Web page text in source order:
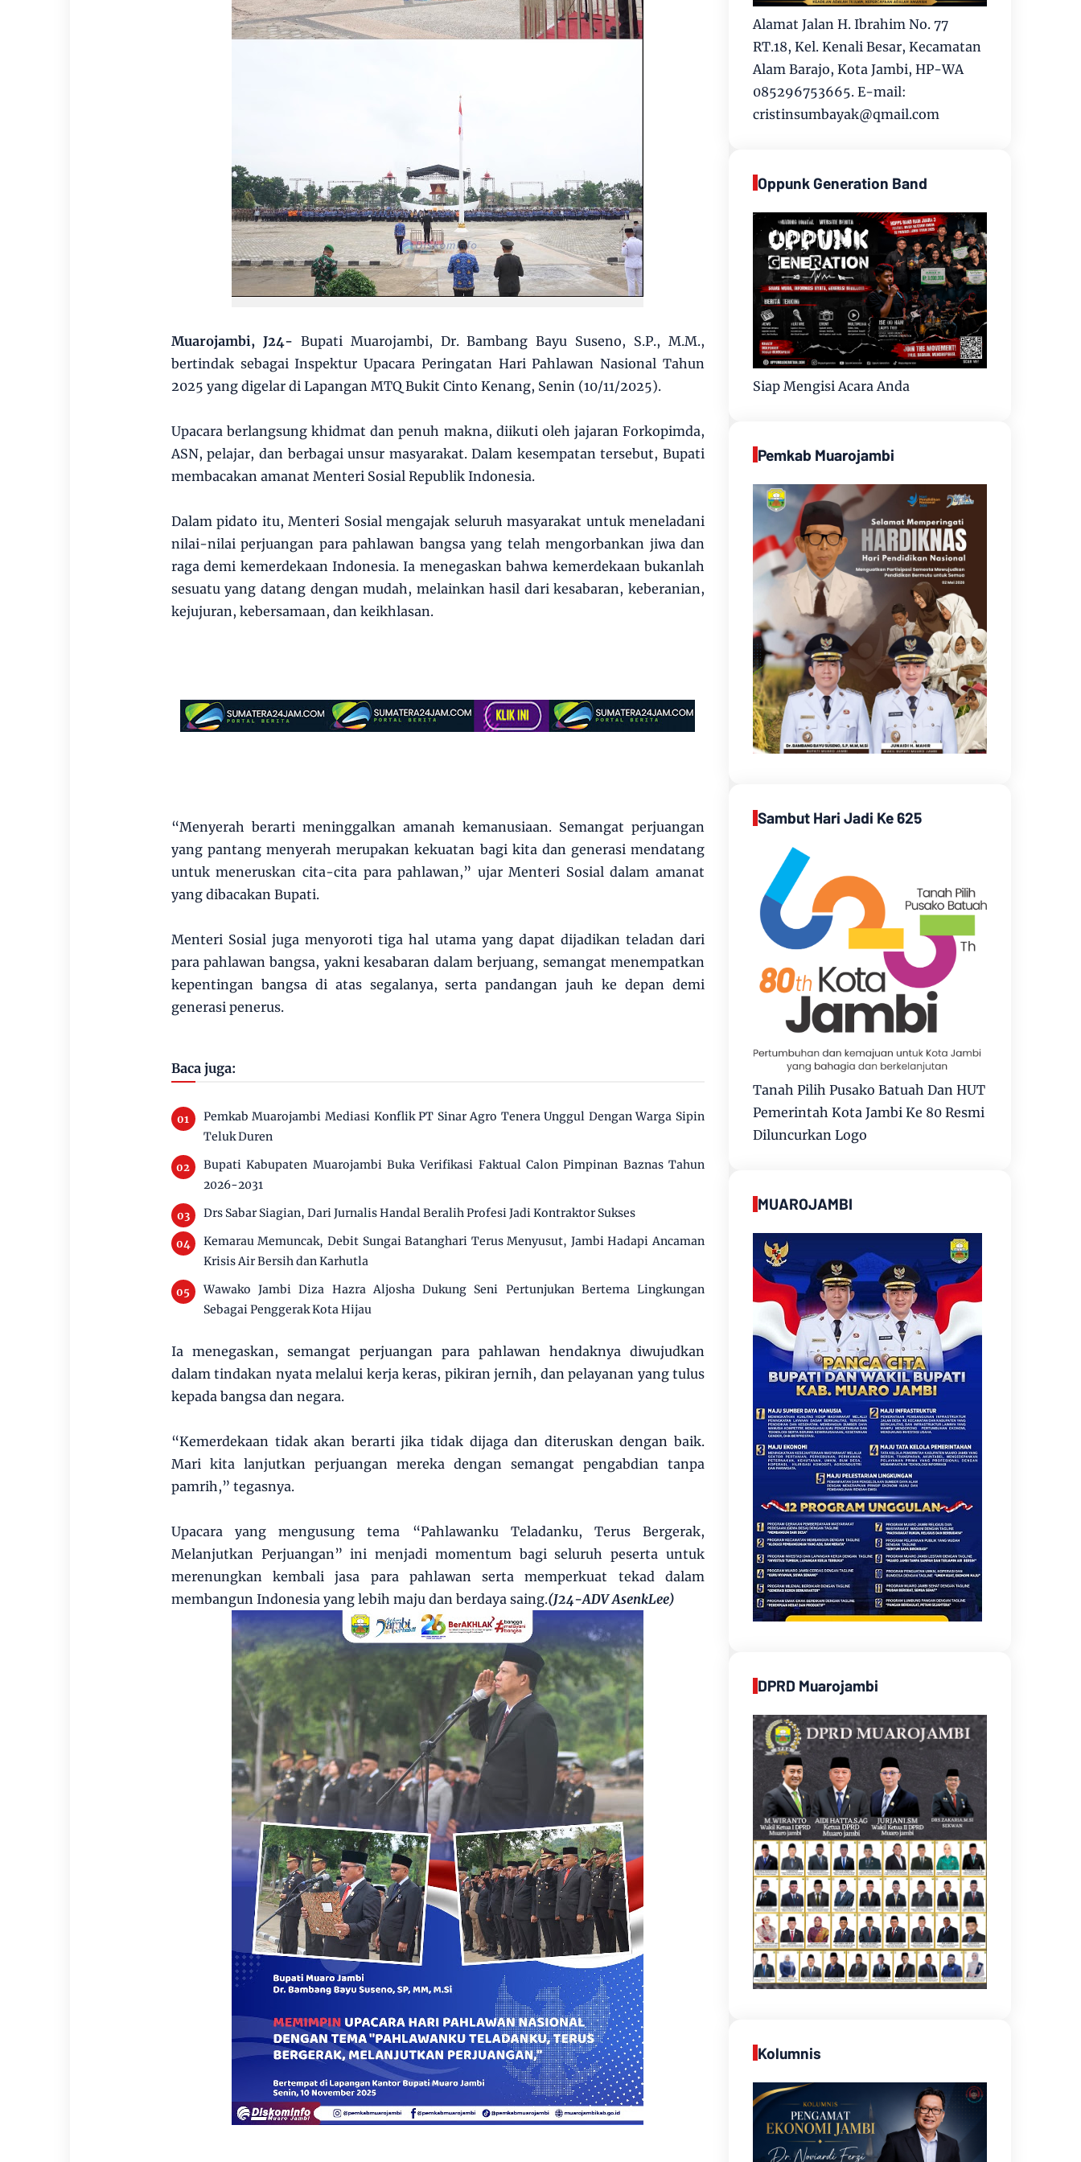
Muarojambi, J24- Bupati Muarojambi, Dr. Bambang Bayu Suseno, S.P., M.M.,
bertindak sebagai Inspektur Upacara Peringatan Hari Pahlawan Nasional Tahun
2025 yang digelar di Lapangan MTQ Bukit Cinto Kenang, Senin (10/11/2025).
Upacara berlangsung khidmat dan penuh makna, diikuti oleh jajaran Forkopimda,
ASN, pelajar, dan berbagai unsur masyarakat. Dalam kesempatan tersebut, Bupati
membacakan amanat Menteri Sosial Republik Indonesia.
Dalam pidato itu, Menteri Sosial mengajak seluruh masyarakat untuk meneladani
nilai-nilai perjuangan para pahlawan bangsa yang telah mengorbankan jiwa dan
raga demi kemerdekaan Indonesia. Ia menegaskan bahwa kemerdekaan bukanlah
sesuatu yang datang dengan mudah, melainkan hasil dari kesabaran, keberanian,
kejujuran, kebersamaan, dan keikhlasan.
“Menyerah berarti meninggalkan amanah kemanusiaan. Semangat perjuangan
yang pantang menyerah merupakan kekuatan bagi kita dan generasi mendatang
untuk meneruskan cita-cita para pahlawan,” ujar Menteri Sosial dalam amanat
yang dibacakan Bupati.
Menteri Sosial juga menyoroti tiga hal utama yang dapat dijadikan teladan dari
para pahlawan bangsa, yakni kesabaran dalam berjuang, semangat menempatkan
kepentingan bangsa di atas segalanya, serta pandangan jauh ke depan demi
generasi penerus.
Baca juga:
Pemkab Muarojambi Mediasi Konflik PT Sinar Agro Tenera Unggul Dengan Warga Sipin
Teluk Duren
Bupati Kabupaten Muarojambi Buka Verifikasi Faktual Calon Pimpinan Baznas Tahun
2026-2031
Drs Sabar Siagian, Dari Jurnalis Handal Beralih Profesi Jadi Kontraktor Sukses
Kemarau Memuncak, Debit Sungai Batanghari Terus Menyusut, Jambi Hadapi Ancaman
Krisis Air Bersih dan Karhutla
Wawako Jambi Diza Hazra Aljosha Dukung Seni Pertunjukan Bertema Lingkungan
Sebagai Penggerak Kota Hijau
Ia menegaskan, semangat perjuangan para pahlawan hendaknya diwujudkan
dalam tindakan nyata melalui kerja keras, pikiran jernih, dan pelayanan yang tulus
kepada bangsa dan negara.
“Kemerdekaan tidak akan berarti jika tidak dijaga dan diteruskan dengan baik.
Mari kita lanjutkan perjuangan mereka dengan semangat pengabdian tanpa
pamrih,” tegasnya.
Upacara yang mengusung tema “Pahlawanku Teladanku, Terus Bergerak,
Melanjutkan Perjuangan” ini menjadi momentum bagi seluruh peserta untuk
merenungkan kembali jasa para pahlawan serta memperkuat tekad dalam
membangun Indonesia yang lebih maju dan berdaya saing.(J24-ADV AsenkLee)
Alamat Jalan H. Ibrahim No. 77
RT.18, Kel. Kenali Besar, Kecamatan
Alam Barajo, Kota Jambi, HP-WA
085296753665. E-mail:
cristinsumbayak@qmail.com
Oppunk Generation Band
Siap Mengisi Acara Anda
Pemkab Muarojambi
Sambut Hari Jadi Ke 625
Tanah Pilih Pusako Batuah Dan HUT
Pemerintah Kota Jambi Ke 80 Resmi
Diluncurkan Logo
MUAROJAMBI
DPRD Muarojambi
Kolumnis